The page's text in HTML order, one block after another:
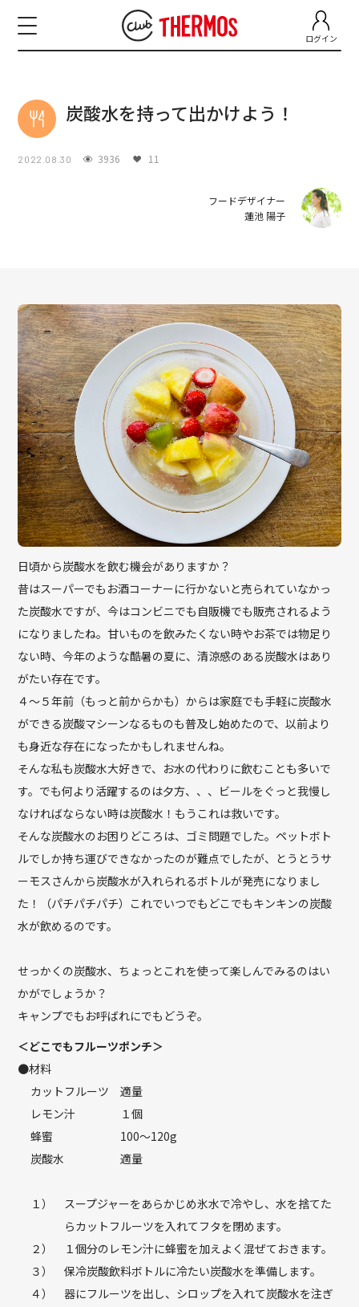
ログイン
炭酸水を持って出かけよう！
2022.08.30 3936 11
フードデザイナー
蓮池 陽子
日頃から炭酸水を飲む機会がありますか？
昔はスーパーでもお酒コーナーに行かないと売られていなかっ
た炭酸水ですが、今はコンビニでも自販機でも販売されるよう
になりましたね。甘いものを飲みたくない時やお茶では物足り
ない時、今年のような酷暑の夏に、清涼感のある炭酸水はあり
がたい存在です。
４〜５年前（もっと前からかも）からは家庭でも手軽に炭酸水
ができる炭酸マシーンなるものも普及し始めたので、以前より
も身近な存在になったかもしれませんね。
そんな私も炭酸水大好きで、お水の代わりに飲むことも多いで
す。でも何より活躍するのは夕方、、、ビールをぐっと我慢し
なければならない時は炭酸水！もうこれは救いです。
そんな炭酸水のお困りどころは、ゴミ問題でした。ペットボト
ルでしか持ち運びできなかったのが難点でしたが、とうとうサ
ーモスさんから炭酸水が入れられるボトルが発売になりまし
た！（パチパチパチ）これでいつでもどこでもキンキンの炭酸
水が飲めるのです。
せっかくの炭酸水、ちょっとこれを使って楽しんでみるのはい
かがでしょうか？
キャンプでもお呼ばれにでもどうぞ。
＜どこでもフルーツポンチ＞
●材料
カットフルーツ
適量
レモン汁
１個
蜂蜜
100〜120g
炭酸水
適量
１）
スープジャーをあらかじめ氷水で冷やし、水を捨てた
らカットフルーツを入れてフタを閉めます。
２）
１個分のレモン汁に蜂蜜を加えよく混ぜておきます。
３）
保冷炭酸飲料ボトルに冷たい炭酸水を準備します。
４）
器にフルーツを出し、シロップを入れて炭酸水を注ぎ